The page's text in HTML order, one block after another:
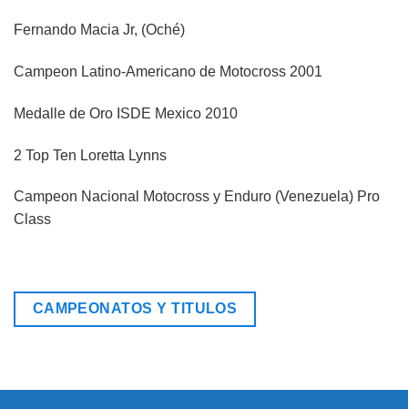
Fernando Macia Jr, (Oché)
Campeon Latino-Americano de Motocross 2001
Medalle de Oro ISDE Mexico 2010
2 Top Ten Loretta Lynns
Campeon Nacional Motocross y Enduro (Venezuela) Pro
Class
CAMPEONATOS Y TITULOS